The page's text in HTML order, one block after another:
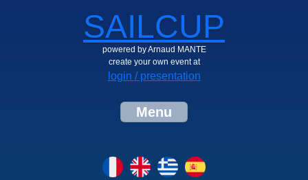
SAILCUP
powered by Arnaud MANTE
create your own event at
login / presentation
Menu